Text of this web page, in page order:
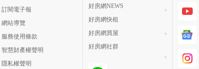
訂閱電子報
網站導覽
服務使用條款
智慧財產權聲明
隱私權聲明
好房網NEWS
好房網快租
好房網買屋
好房網社群